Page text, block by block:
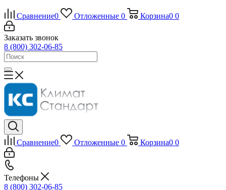
Сравнение0 Отложенные 0 Корзина0 0
Заказать звонок
8 (800) 302-06-85
Сравнение0 Отложенные 0 Корзина0 0
Телефоны
8 (800) 302-06-85